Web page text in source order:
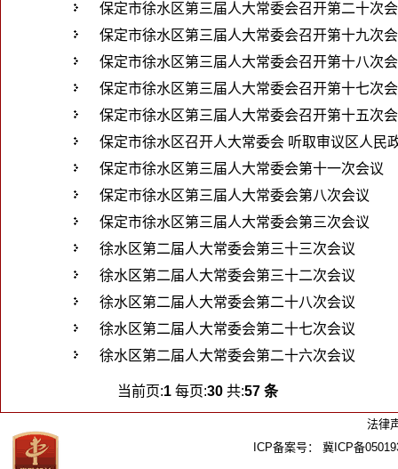
保定市徐水区第三届人大常委会召开第二十次
保定市徐水区第三届人大常委会召开第十九次
保定市徐水区第三届人大常委会召开第十八次
保定市徐水区第三届人大常委会召开第十七次
保定市徐水区第三届人大常委会召开第十五次
保定市徐水区召开人大常委会 听取审议区人民
保定市徐水区第三届人大常委会第十一次会议
保定市徐水区第三届人大常委会第八次会议
保定市徐水区第三届人大常委会第三次会议
徐水区第二届人大常委会第三十三次会议
徐水区第二届人大常委会第三十二次会议
徐水区第二届人大常委会第二十八次会议
徐水区第二届人大常委会第二十七次会议
徐水区第二届人大常委会第二十六次会议
当前页:1 每页:30 共:57 条
法律
ICP备案号：
冀ICP备